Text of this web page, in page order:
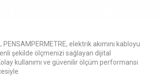
PENSAMPERMETRE, elektrik akımını kabloyu
şekilde ölçmenizi sağlayan dijital
kullanımı ve güvenilir ölçüm performansı